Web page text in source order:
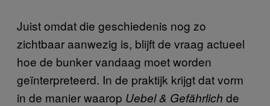
Juist omdat die geschiedenis nog zo
zichtbaar aanwezig is, blijft de vraag actueel
hoe de bunker vandaag moet worden
geïnterpreteerd. In de praktijk krijgt dat vorm
in de manier waarop Uebel & Gefährlich de